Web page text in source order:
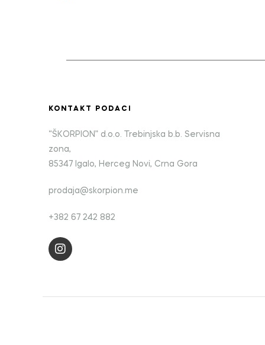
KONTAKT PODACI
“ŠKORPION” d.o.o. Trebinjska b.b. Servisna
zona,
85347 Igalo, Herceg Novi, Crna Gora
prodaja@skorpion.me
+382 67 242 882